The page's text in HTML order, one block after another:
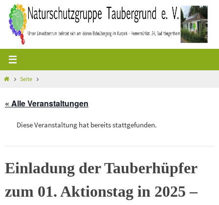
Zum
Inhalt
springen
StartSeite
« Alle Veranstaltungen
Diese Veranstaltung hat bereits stattgefunden.
Einladung der Tauberhüpfer
zum 01. Aktionstag in 2025 –